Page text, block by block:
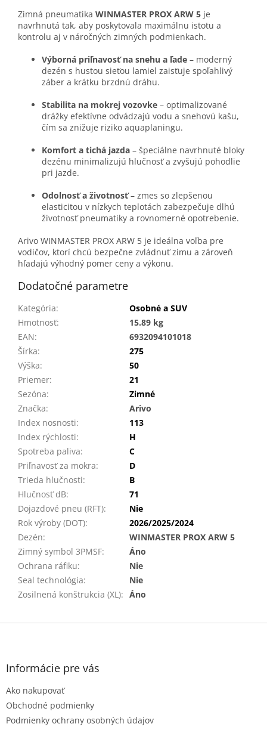
Zimná pneumatika WINMASTER PROX ARW 5 je
navrhnutá tak, aby poskytovala maximálnu istotu a
kontrolu aj v náročných zimných podmienkach.
Výborná priľnavosť na snehu a ľade – moderný
dezén s hustou sieťou lamiel zaisťuje spoľahlivý
záber a krátku brzdnú dráhu.
Stabilita na mokrej vozovke – optimalizované
drážky efektívne odvádzajú vodu a snehovú kašu,
čím sa znižuje riziko aquaplaningu.
Komfort a tichá jazda – špeciálne navrhnuté bloky
dezénu minimalizujú hlučnosť a zvyšujú pohodlie
pri jazde.
Odolnosť a životnosť– zmes so zlepšenou
elasticitou v nízkych teplotách zabezpečuje dlhú
životnosť pneumatiky a rovnomerné opotrebenie.
Arivo WINMASTER PROX ARW 5 je ideálna voľba pre
vodičov, ktorí chcú bezpečne zvládnuť zimu a zároveň
hľadajú výhodný pomer ceny a výkonu.
Dodatočné parametre
Kategória:
Osobné a SUV
Hmotnosť:
15.89 kg
EAN:
6932094101018
Šírka:
275
Výška:
50
Priemer:
21
Sezóna:
Zimné
Značka:
Arivo
Index nosnosti:
113
Index rýchlosti:
H
Spotreba paliva:
C
Priľnavosť za mokra:
D
Trieda hlučnosti:
B
Hlučnosť dB:
71
Dojazdové pneu (RFT):
Nie
Rok výroby (DOT):
2026/2025/2024
Dezén:
WINMASTER PROX ARW 5
Zimný symbol 3PMSF:
Áno
Ochrana ráfiku:
Nie
Seal technológia:
Nie
Zosilnená konštrukcia (XL): Áno
Z
Informácie pre vás
Ako nakupovať
Obchodné podmienky
Podmienky ochrany osobných údajov